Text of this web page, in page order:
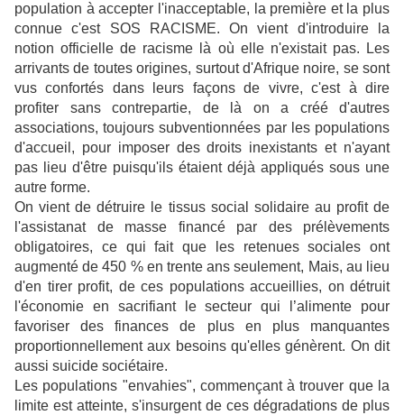
population à accepter l'inacceptable, la première et la plus
connue c'est SOS RACISME. On vient d'introduire la
notion officielle de racisme là où elle n'existait pas. Les
arrivants de toutes origines, surtout d'Afrique noire, se sont
vus confortés dans leurs façons de vivre, c'est à dire
profiter sans contrepartie, de là on a créé d'autres
associations, toujours subventionnées par les populations
d'accueil, pour imposer des droits inexistants et n'ayant
pas lieu d'être puisqu'ils étaient déjà appliqués sous une
autre forme.
On vient de détruire le tissus social solidaire au profit de
l'assistanat de masse financé par des prélèvements
obligatoires, ce qui fait que les retenues sociales ont
augmenté de 450 % en trente ans seulement, Mais, au lieu
d'en tirer profit, de ces populations accueillies, on détruit
l'économie en sacrifiant le secteur qui l’alimente pour
favoriser des finances de plus en plus manquantes
proportionnellement aux besoins qu'elles génèrent. On dit
aussi suicide sociétaire.
Les populations "envahies", commençant à trouver que la
limite est atteinte, s'insurgent de ces dégradations de plus